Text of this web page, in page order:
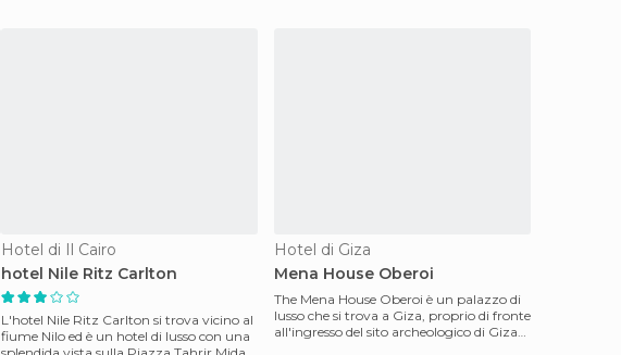
Hotel di Il Cairo
hotel Nile Ritz Carlton
L'hotel Nile Ritz Carlton si trova vicino al
fiume Nilo ed è un hotel di lusso con una
Hotel di Giza
Mena House Oberoi
The Mena House Oberoi è un palazzo di
lusso che si trova a Giza, proprio di fronte
all'ingresso del sito archeologico di Giza